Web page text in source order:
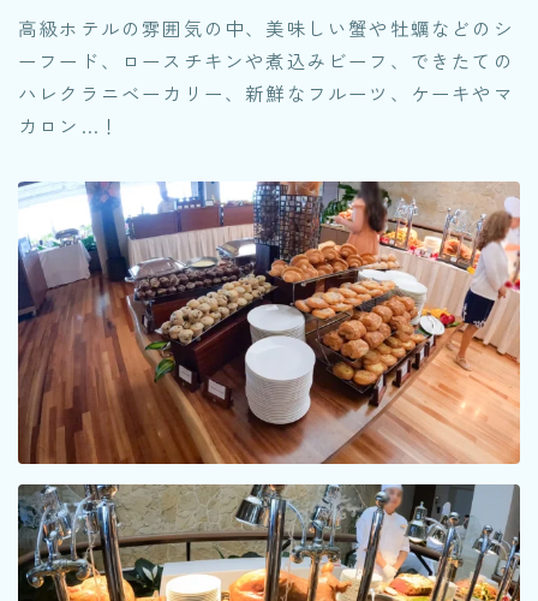
高級ホテルの雰囲気の中、美味しい蟹や牡蠣などのシ
ーフード、ロースチキンや煮込みビーフ、できたての
ハレクラニベーカリー、新鮮なフルーツ、ケーキやマ
カロン…！